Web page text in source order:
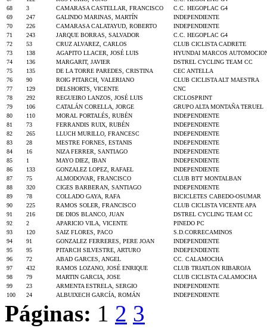
68
3 CAMARASA CASTELLAR, FRANCISCO
C.C. HEGOPLAC G4
69
247 GALINDO MARINAS, MARTÍN
INDEPENDIENTE
70
226 CAMARASA CALATAYUD, ROBERTO
INDEPENDIENTE
71
243 JARQUE BORRAS, SALVADOR
C.C. HEGOPLAC G4
72
53 CRUZ ALVAREZ, CARLOS
CLUB CICLISTA CADRETE
73
138 AGAPITO LLACER, JOSÉ LUIS
HYUNDAI MARCOS
74
136 MARGARIT, JAVIER
DSTREL CYCLING TEAM CC
75
135 DE LA TORRE PAREDES, CRISTINA
CEC ANTELLA
76
90 ROIG PITARCH, VALERIANO
CLUB CICLISTA ALT MAESTRA
77
129 DELSHORTS, VICENTE
CNC
78
292 REGUEIRO LANZOS, JOSÉ LUIS
CICLOSPRINT
79
106 CATALÁN CORELLA, JORGE
GRUPO ALTA MONTAÑA TERUEL
80
110 MORAL PORTALÉS, RUBÉN
INDEPENDIENTE
81
73 FERRANDIS RUIX, RUBÉN
INDEPENDIENTE
82
265 LLUCH MURILLO, FRANCESC
INDEPENDIENTE
83
28 MESTRE FORNES, ESTANIS
INDEPENDIENTE
84
16 NIZA FERRER, SANTIAGO
INDEPENDIENTE
85
1 MAYO DIEZ, IBAN
INDEPENDIENTE
86
133 GONZALEZ LOPEZ, RAFAEL
INDEPENDIENTE
87
75 ALMODOVAR, FRANCISCO
CLUB BTT MONTALBAN
88
320 CIGES BARBERAN, SANTIAGO
INDEPENDIENTE
89
78 COLLADO GAYA, RAFA
BICICLETES CABEDO-OSUMAR
90
225 RAMOS SOLER, FRANCISCO
CLUB CICLISTA VICENTE APA
91
216 DE DIOS BLANCO, JUAN
DSTREL CYCLING TEAM CC
92
2 APARICIO VILA, VICENTE
PINEDO PC
93
120 SAIZ FLORES, PACO
S.D.CORRECAMINOS
94
91 GONZALEZ FERRERES, PERE JOAN
INDEPENDIENTE
95
95 PITARCH SILVESTRE, ARTURO
INDEPENDIENTE
96
72 ABAD GARCES, ANGEL
CC. CALAMOCHA
97
432 RAMOS LOZANO, JOSÉ ENRIQUE
CLUB TRIATLON RIBAROJA
98
79 MARTIN GARCIA, JOSE
CLUB CICLISTA CALAMOCHA
99
23 ARMENTA ESTRELA, SERGIO
INDEPENDIENTE
100
24 ALBUIXECH GARCÍA, ROMÁN INDEPENDIENTE
Páginas: 1 2 3